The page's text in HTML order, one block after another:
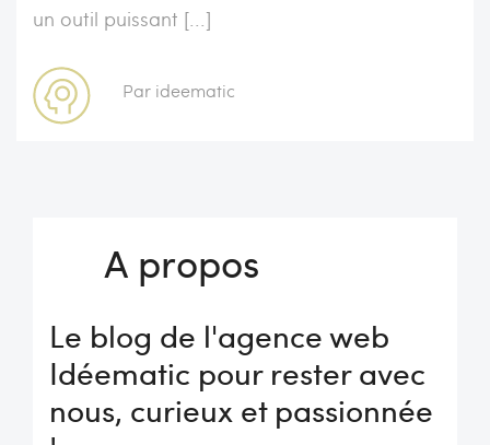
un outil puissant [...]
Par ideematic
A propos
Le blog de l'agence web
Idéematic pour rester avec
nous, curieux et passionnée